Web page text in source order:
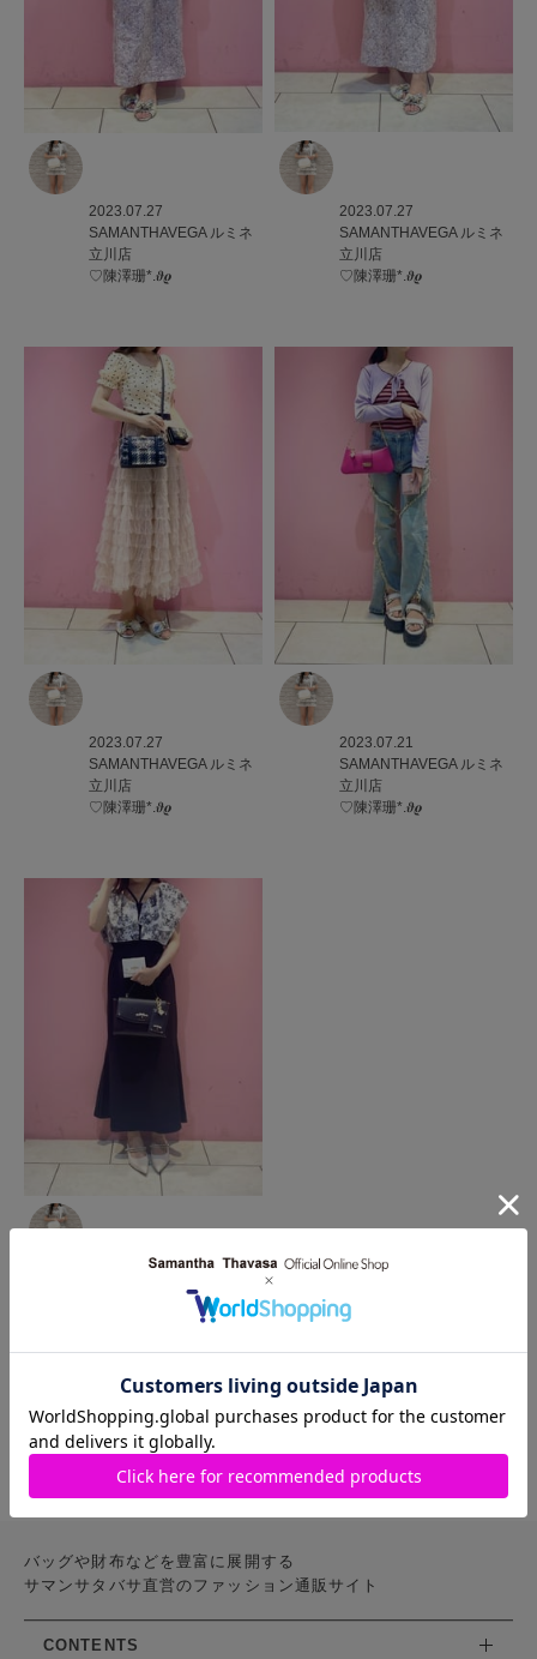
2023.07.27
SAMANTHAVEGA ルミネ
立川店
♡陳澤珊*.𝝑𝝔
2023.07.27
SAMANTHAVEGA ルミネ
立川店
♡陳澤珊*.𝝑𝝔
2023.07.27
SAMANTHAVEGA ルミネ
立川店
♡陳澤珊*.𝝑𝝔
2023.07.21
SAMANTHAVEGA ルミネ
立川店
♡陳澤珊*.𝝑𝝔
SAMANTHAVEGA ルミネ
1～5件 （全5件）
1
バッグや財布などを豊富に展開する
サマンサタバサ直営のファッション通販サイト
CONTENTS